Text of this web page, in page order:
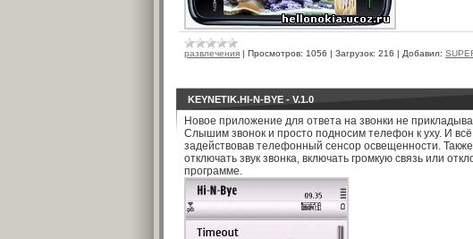
развлечения | Просмотров: 1056 | Загрузок: 216 | Добавил:
KEYNETIK.HI-N-BYE - V.1.0
Новое приложение для ответа на звонки не
Слышим звонок и просто подносим телефон к уху. И
задействовав телефонный сенсор освещенности.
отключать звук звонка, включать громкую связь или
программе.